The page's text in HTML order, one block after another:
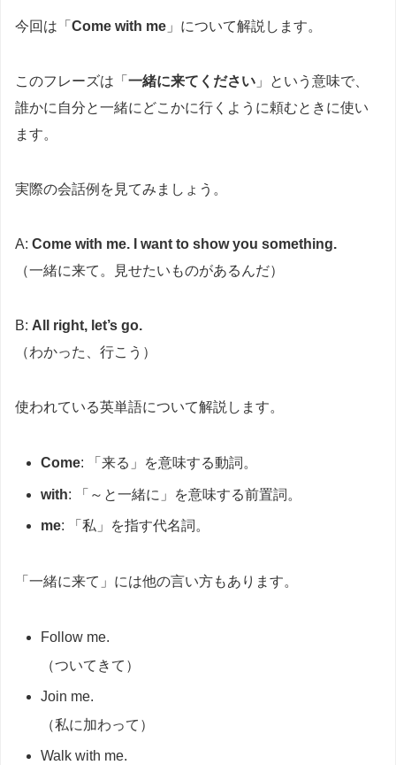
今回は「 Come with me 」について解説します。
このフレーズは「 一緒に来てください 」という意味で、
誰かに自分と一緒にどこかに行くように頼むときに使い
ます。
実際の会話例を見てみましょう。
A: Come with me. I want to show you something.
（一緒に来て。見せたいものがあるんだ）
B: All right, let’s go.
（わかった、行こう）
使われている英単語について解説します。
Come: 「来る」を意味する動詞。
with: 「～と一緒に」を意味する前置詞。
me: 「私」を指す代名詞。
「一緒に来て」には他の言い方もあります。
Follow me.
（ついてきて）
Join me.
（私に加わって）
Walk with me.